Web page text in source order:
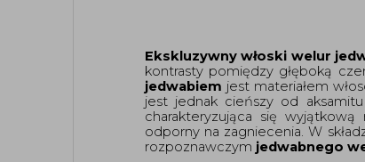
Ekskluzywny włoski welur
kontrasty pomiędzy głęboką
jedwabiem jest materiałem
jest jednak cieńszy od
charakteryzująca się wyjątkową
odporny na zagniecenia. W
rozpoznawczym jedwabnego